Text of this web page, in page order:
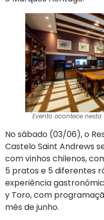
Evento acontece
No sábado (03/06), o
Castelo Saint Andrews
com vinhos chilenos,
5 pratos e 5 diferentes
experiência
y Toro, com
mês de junho.